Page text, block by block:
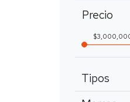
Precio
Tipos